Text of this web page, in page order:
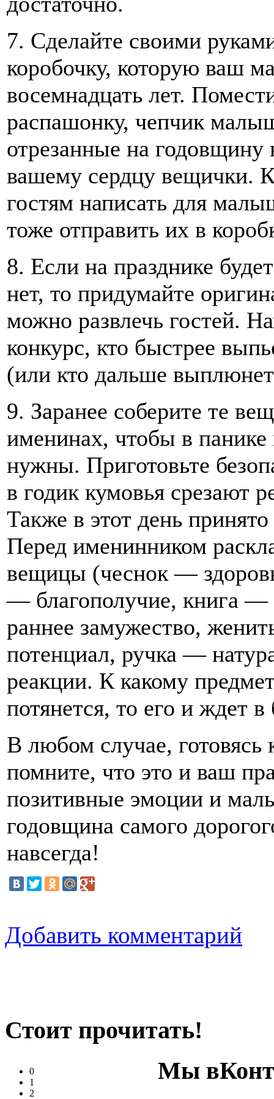
7. Сделайте своими
коробочку, которую ваш
восемнадцать лет.
распашонку, чепчик
отрезанные на годовщину
вашему сердцу вещички.
гостям написать для
тоже отправить их в
8. Если на празднике
нет, то придумайте
можно развлечь гостей.
конкурс, кто быстрее
(или кто дальше
9. Заранее соберите те
именинах, чтобы в панике
нужны. Приготовьте
в годик кумовья срезают
Также в этот день
Перед именинником
вещицы (чеснок —
— благополучие, книга
раннее замужество,
потенциал, ручка —
реакции. К какому
потянется, то его и ждет
В любом случае,
помните, что это и ваш
позитивные эмоции и
годовщина самого
навсегда!
Добавить комментарий
Стоит прочитать!
0
1
2
Мы